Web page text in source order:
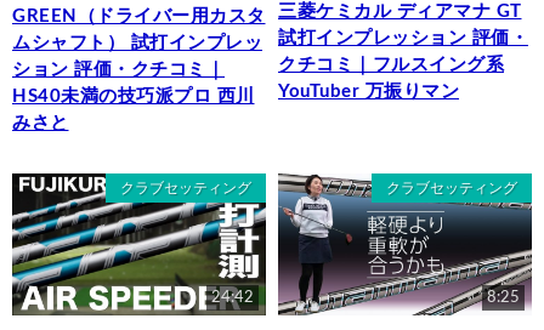
GREEN（ドライバー用カスタ
ムシャフト） 試打インプレッ
ション 評価・クチコミ｜
HS40未満の技巧派プロ 西川
みさと
三菱ケミカル ディアマナ GT
試打インプレッション 評価・
クチコミ｜フルスイング系
YouTuber 万振りマン
クラブセッティング
24:42
クラブセッティング
8:25